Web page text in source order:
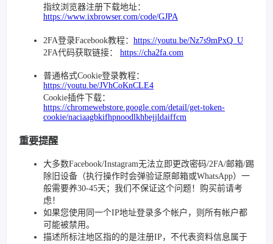
指纹浏览器注册下载地址：
https://www.ixbrowser.com/code/GJPA
2FA登录Facebook教程： https://youtu.be/Nz7s9mPxQ_U
2FA代码获取链接： https://cha2fa.com
普通格式Cookie登录教程：
https://youtu.be/JVhCoKnCLE4
Cookie插件下载：
https://chromewebstore.google.com/detail/get-token-
cookie/naciaagbkifhpnoodlkhbejjldaiffcm
重要提醒
大多数Facebook/Instagram无法立即更改密码/2FA/邮箱/踢
除旧设备（执行操作时会弹验证原邮箱或WhatsApp）一
般需要养30-45天；我们不保证这个问题！购买前请考
虑！
如果您使用同一个IP地址登录多个帐户，则所有帐户都
可能被禁用。
描述所标注地区指的的是注册IP，不代表资料信息属于